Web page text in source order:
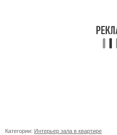
Категории: Интерьер зала в квартире